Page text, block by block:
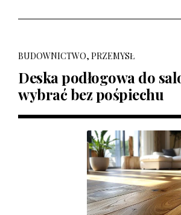
BUDOWNICTWO, PRZEMYSŁ
Deska podłogowa do
wybrać bez pośpiechu